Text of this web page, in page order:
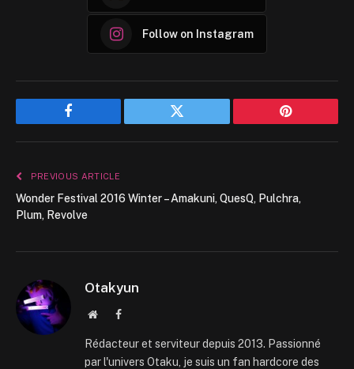
Follow on Instagram
Facebook Twitter Pinterest
PREVIOUS ARTICLE
Wonder Festival 2016 Winter – Amakuni, QuesQ, Pulchra,
Plum, Revolve
Otakyun
WebsiteFacebook
Rédacteur et serviteur depuis 2013. Passionné
par l'univers Otaku, je suis un fan hardcore des